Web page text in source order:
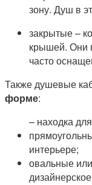
зону. Душ в
закрытые –
крышей. Они
часто
Также душевые
форме:
– находка
интерьере;
овальные